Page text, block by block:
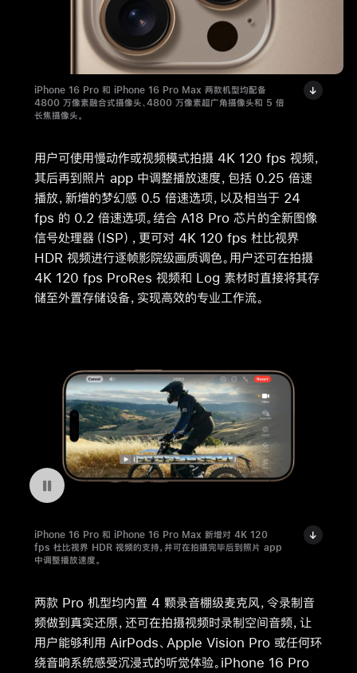
iPhone 16 Pro 和 iPhone 16 Pro Max 两款机型均配备
4800 万像素融合式摄像头、4800 万像素超广角摄像头和 5 倍
长焦摄像头。
用户可使用慢动作或视频模式拍摄 4K 120 fps 视频，
其后再到照片 app 中调整播放速度，包括 0.25 倍速
播放，新增的梦幻感 0.5 倍速选项，以及相当于 24
fps 的 0.2 倍速选项。结合 A18 Pro 芯片的全新图像
信号处理器（ISP），更可对 4K 120 fps 杜比视界
HDR 视频进行逐帧影院级画质调色。用户还可在拍摄
4K 120 fps ProRes 视频和 Log 素材时直接将其存
储至外置存储设备，实现高效的专业工作流。
暂停播放视频 iPhone 16 Pro 上的播放速度设置
iPhone 16 Pro 和 iPhone 16 Pro Max 新增对 4K 120
fps 杜比视界 HDR 视频的支持，并可在拍摄完毕后到照片 app
中调整播放速度。
两款 Pro 机型均内置 4 颗录音棚级麦克风，令录制音
频做到真实还原，还可在拍摄视频时录制空间音频，让
用户能够利用 AirPods、Apple Vision Pro 或任何环
绕音响系统感受沉浸式的听觉体验。iPhone 16 Pro